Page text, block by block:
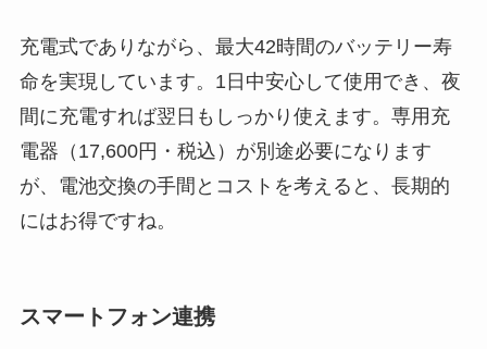
充電式でありながら、最大42時間のバッテリー寿
命を実現しています。1日中安心して使用でき、夜
間に充電すれば翌日もしっかり使えます。専用充
電器（17,600円・税込）が別途必要になります
が、電池交換の手間とコストを考えると、長期的
にはお得ですね。
スマートフォン連携